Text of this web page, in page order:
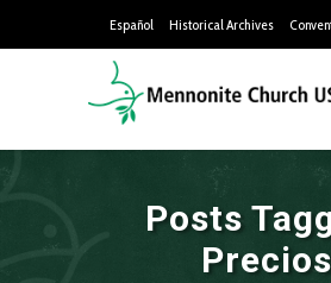
Español Historical Archives
Posts
Precios